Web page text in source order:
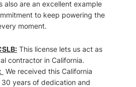
also are an excellent example
to keep powering the
moment.
This license lets us act as
contractor in California.
We received this California
years of dedication and